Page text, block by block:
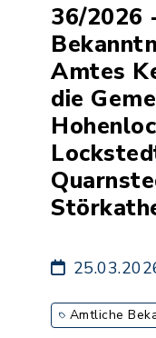
36/2026
Amtes
die
Amtliche